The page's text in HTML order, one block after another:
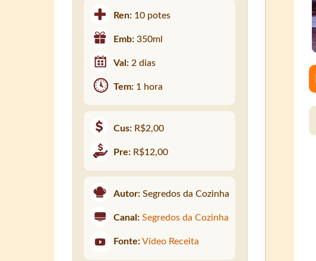
Ren: 10 potes
Emb:350ml
Val: 2 dias
Tem: 1 hora
Cus: R$2,00
Pre: R$12,00
Autor: Segredos da Cozinha
Canal: Segredos da Cozinha
Fonte: Vídeo Receita